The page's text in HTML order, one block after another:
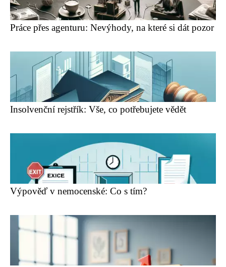
Práce přes agenturu: Nevýhody, na které si dát pozor
Insolvenční rejstřík: Vše, co potřebujete vědět
Výpověď v nemocenské: Co s tím?